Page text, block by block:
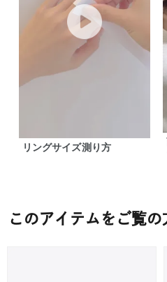
リングサイズ測り方
このアイテムをご覧